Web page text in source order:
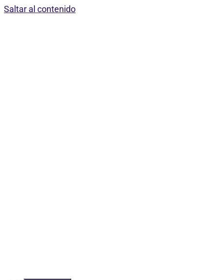
Saltar al contenido